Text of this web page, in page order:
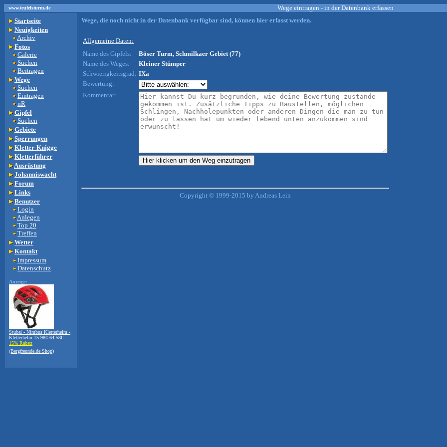
www.teufelsturm.de Wege eintragen - in der Datenbank erfassen
Startseite
Neuigkeiten
Archiv
Fotos
Galerie
Suchen
Beitragen
Wege
Suchen
Eintragen
nR
Gipfel
Suchen
Gebiete
Sperrungen
Kletter-Knigge
Kletterführer
Ausrüstung
Johanniswacht
Forum
Links
Benutzer
Login
Anlegen
Top 20
Treffen
Wetter
Kontakt
Impressum
Datenschutz
Anzeige:
Stubai - Nimbus Kletterhelm -
Kletterhelm 75.98€ 64.58€
15% Rabatt
(Bergfreunde.de Shop)
Wege, die noch nicht in der Datenbank verfügbar sind, können hier erfasst werden.
Allgemeine Daten:
Name des Gipfels:
Böser Turm, Schmilkaer Gebiet (77)
Name des Weges:
Kleiner Stümper
Schwierigkeitsgrad: IXa
Bewertung:
Kommentar:
Copyright © 1999-2015 by Andreas Lein